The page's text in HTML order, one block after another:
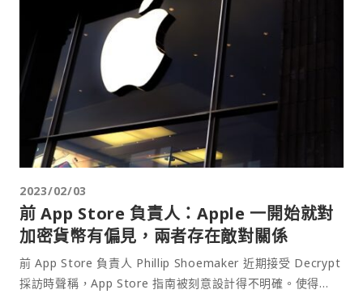
2023/02/03
前 App Store 負責人：Apple 一開始就對
加密貨幣有偏見，兩者存在敵對關係
前 App Store 負責人 Phillip Shoemaker 近期接受 Decrypt
採訪時聲稱，App Store 指南被刻意設計得不明確。使得